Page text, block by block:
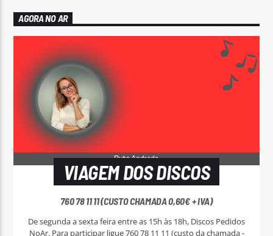
AGORA NO AR
VIAGEM DOS DISCOS
760 78 11 11 (CUSTO CHAMADA 0,60€ + IVA)
De segunda a sexta feira entre as 15h às 18h, Discos Pedidos
NoAr. Para participar ligue 760 78 11 11 (custo da chamada -